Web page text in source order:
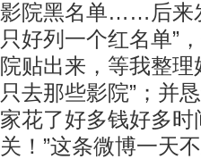
影院黑名单……后来
只好列一个红名单”
院贴出来，等我整
只去那些影院”；并
家花了好多钱好多
关！”这条微博一天